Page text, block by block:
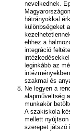
nevelkednek.
hátrányokkal
különbségeket
ehhez a
integráció
leginkább az
szakmai és
Ne legyen a
alapműveltség
munkakör
A szakiskola
mellett
szerepet játszó